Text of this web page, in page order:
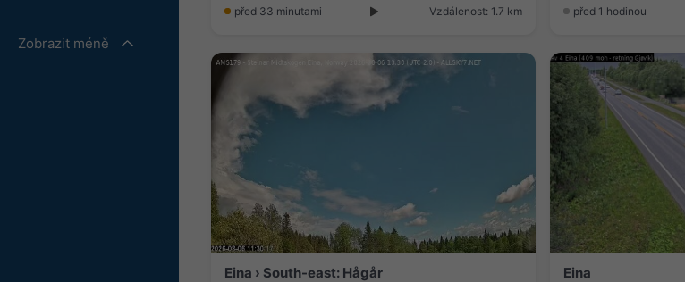
Zobrazit méně
před 33 minutami Vzdálenost: 1.7 km před 1 hodinou
Eina › South-east: Hågår Eina